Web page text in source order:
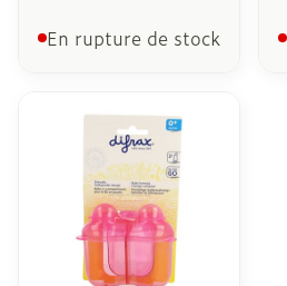
En rupture de stock